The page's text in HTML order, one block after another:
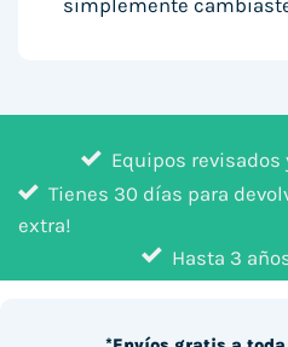
simplemente
Equipos revisados
Tienes 30 días para
extra!
Hasta 3